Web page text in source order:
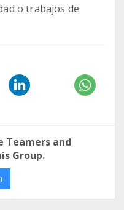
o trabajos de
Teamers and
Group.